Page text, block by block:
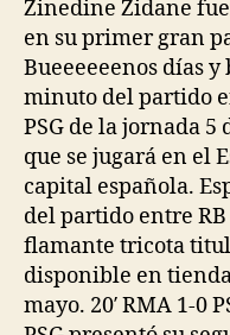
Zinedine Zidane
en su primer gran
Bueeeeeenos días
minuto del partido
PSG de la jornada 5
que se jugará en el
capital española.
del partido entre
flamante tricota
disponible en
mayo. 20′ RMA 1-0